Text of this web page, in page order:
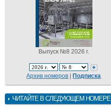
Выпуск №8 2026 г.
Архив номеров |Подписка
ЧИТАЙТЕ В СЛЕДУЮЩЕМ НОМЕРЕ